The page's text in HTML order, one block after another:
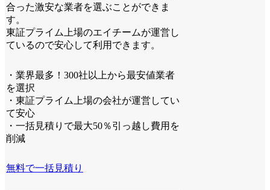
合った激安な業者を選ぶことができま
す。
東証プライム上場のエイチームが運営し
ているので安心して利用できます。
・業界最多！300社以上から最安値業者
を選択
・東証プライム上場の会社が運営してい
て安心
・一括見積りで最大50％引っ越し費用を
削減
無料で一括見積り